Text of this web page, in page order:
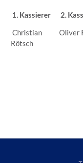
1. Kassierer 2.
Christian
Rötsch
Oliver